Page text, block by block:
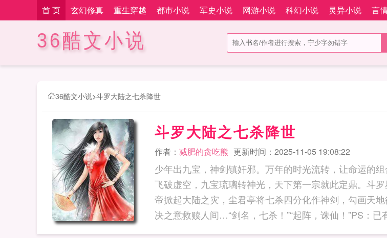
首 页 玄幻修真 重生穿越 都市小说 军史小说 网游小说 科幻小说 灵异小说 言
36酷文小说
36酷文小说>斗罗大陆之七杀降世
斗罗大陆之七杀降世
作者： 减肥的贪吃熊 更新时间：2025-11-05 19:08:22
少年出九宝，神剑镇奸邪。万年的时光流转，让命运的
飞破虚空，九宝琉璃转神光，天下第一宗就此定鼎。斗
帝掀起大陆之灾，尘君亭将七杀四分化作神剑，勾画天
决之意救赎人间…“剑名，七杀！”“起阵，诛仙！”PS：